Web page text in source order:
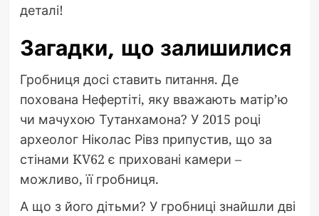
деталі!
Загадки, що залишилися
Гробниця досі ставить питання. Де
похована Нефертіті, яку вважають матір’ю
чи мачухою Тутанхамона? У 2015 році
археолог Ніколас Рівз припустив, що за
стінами KV62 є приховані камери –
можливо, її гробниця.
А що з його дітьми? У гробниці знайшли дві